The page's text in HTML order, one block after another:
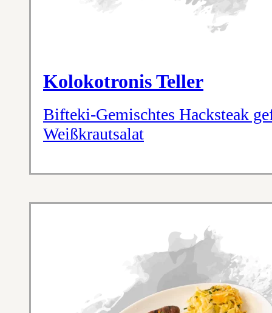
Kolokotronis Teller
Bifteki-Gemischtes Hacksteak
Weißkrautsalat